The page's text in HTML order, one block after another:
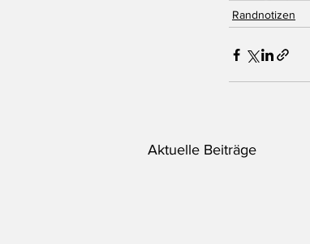
Randnotizen
Aktuelle Beiträge